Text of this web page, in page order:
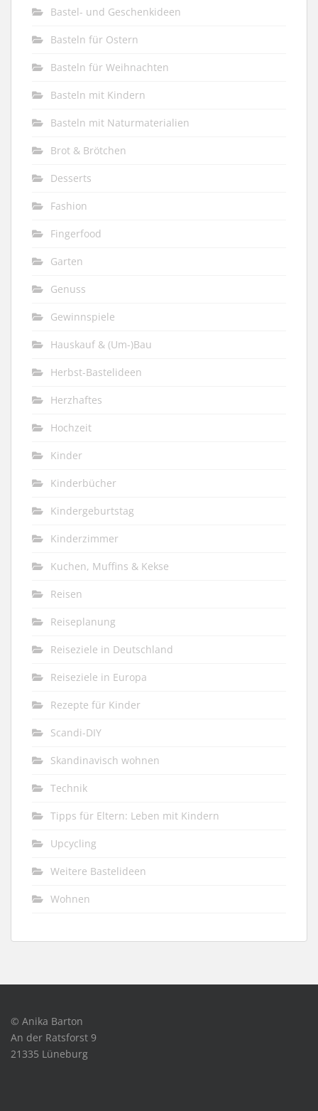
Bastel- und Geschenkideen
Basteln für Ostern
Basteln für Weihnachten
Basteln mit Kindern
Basteln mit Naturmaterialien
Brot & Brötchen
Desserts
Fashion
Fingerfood
Garten
Genuss
Gewinnspiele
Hauskauf & (Um-)Bau
Herbst-Bastelideen
Herzhaftes
Hochzeit
Kinder
Kinderbücher
Kindergeburtstag
Kinderzimmer
Kuchen, Muffins & Kekse
Reisen
Reiseplanung
Reiseziele in Deutschland
Reiseziele in Europa
Rezepte für Kinder
Scandi-DIY
Skandinavisch wohnen
Technik
Tipps für Eltern: Leben mit Kindern
Upcycling
Weitere Bastelideen
Wohnen
© Anika Barton
An der Ratsforst 9
21335 Lüneburg